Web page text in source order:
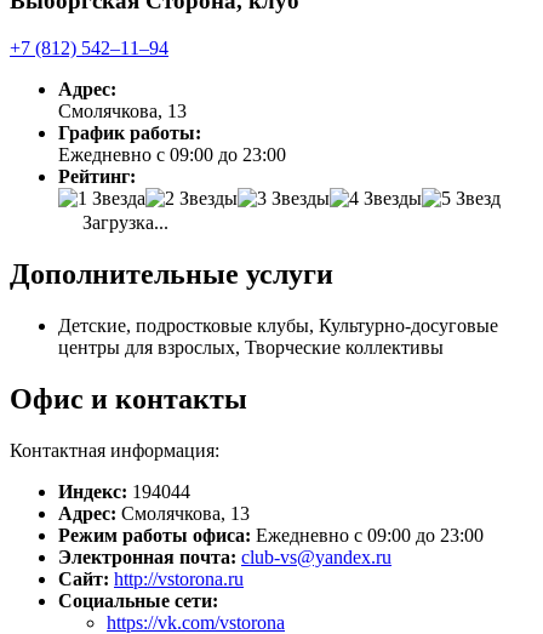
+7 (812) 542‒11‒94
Адрес:
Смолячкова, 13
График работы:
Ежедневно с 09:00 до 23:00
Рейтинг:
Загрузка...
Дополнительные услуги
Детские, подростковые клубы, Культурно-досуговые
центры для взрослых, Творческие коллективы
Офис и контакты
Контактная информация:
Индекс: 194044
Адрес: Смолячкова, 13
Режим работы офиса: Ежедневно с 09:00 до 23:00
Электронная почта: club-vs@yandex.ru
Сайт: http://vstorona.ru
Социальные сети:
https://vk.com/vstorona